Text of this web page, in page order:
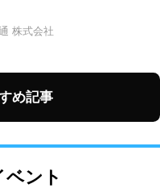
株式会社
め記事
ベント